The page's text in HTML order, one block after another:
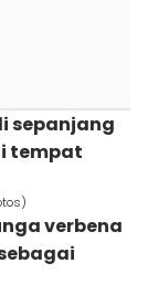
sepanjang
tempat
verbena